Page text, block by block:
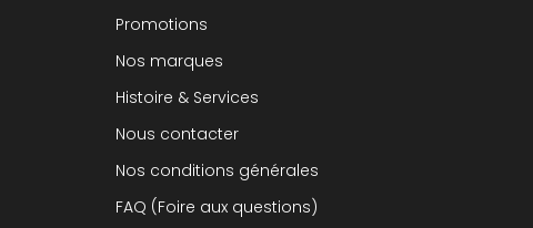
Promotions
Nos marques
Histoire & Services
Nous contacter
Nos conditions générales
FAQ (Foire aux questions)